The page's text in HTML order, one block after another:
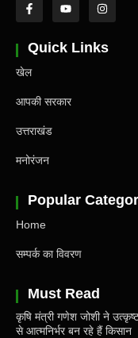
Quick Links
खेल
आपकी सरकार
उत्तराखंड
मनोरंजन
Popular
Home
सम्पर्क का विवरण
Must Read
कृषि मंत्री गणेश जोशी ने
से आत्मनिर्भर बन रहे हैं किसान